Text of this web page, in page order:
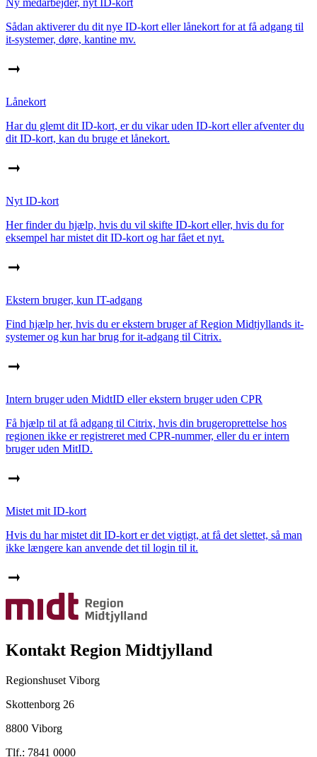
Ny medarbejder, nyt ID-kort
Sådan aktiverer du dit nye ID-kort eller lånekort for at få adgang til
it-systemer, døre, kantine mv.
Lånekort
Har du glemt dit ID-kort, er du vikar uden ID-kort eller afventer du
dit ID-kort, kan du bruge et lånekort.
Nyt ID-kort
Her finder du hjælp, hvis du vil skifte ID-kort eller, hvis du for
eksempel har mistet dit ID-kort og har fået et nyt.
Ekstern bruger, kun IT-adgang
Find hjælp her, hvis du er ekstern bruger af Region Midtjyllands it-
systemer og kun har brug for it-adgang til Citrix.
Intern bruger uden MidtID eller ekstern bruger uden CPR
Få hjælp til at få adgang til Citrix, hvis din brugeroprettelse hos
regionen ikke er registreret med CPR-nummer, eller du er intern
bruger uden MitID.
Mistet mit ID-kort
Hvis du har mistet dit ID-kort er det vigtigt, at få det slettet, så man
ikke længere kan anvende det til login til it.
Kontakt Region Midtjylland
Regionshuset Viborg
Skottenborg 26
8800 Viborg
Tlf.: 7841 0000